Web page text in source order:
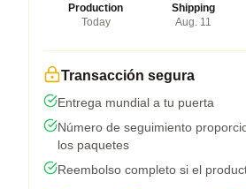
Production
Today
Shipping
Aug. 11
Transacción segura
Entrega mundial a tu puerta
Número de seguimiento
los paquetes
Reembolso completo si el